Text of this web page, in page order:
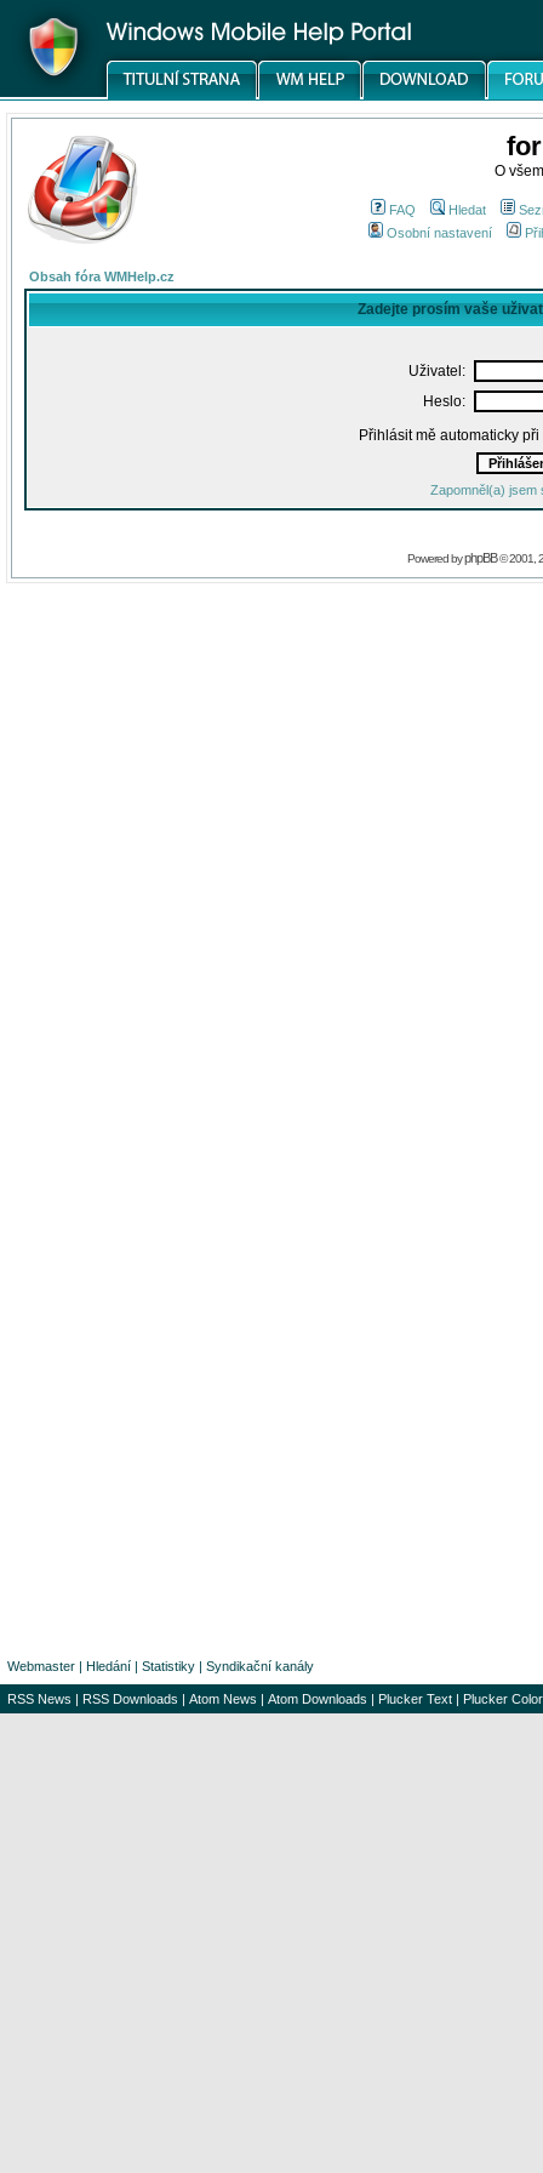
O
FAQ Hledat
Osobní nastavení
Obsah fóra WMHelp.cz
Zadejte prosím vaše
Uživatel:
Heslo:
Přihlásit mě automaticky
Zapomněl(a) jsem
Powered byphpBB© 2001,
Webmaster | Hledání | Statistiky | Syndikační kanály
RSS News | RSS Downloads | Atom News | Atom Downloads | Plucker Text | Plucker Color